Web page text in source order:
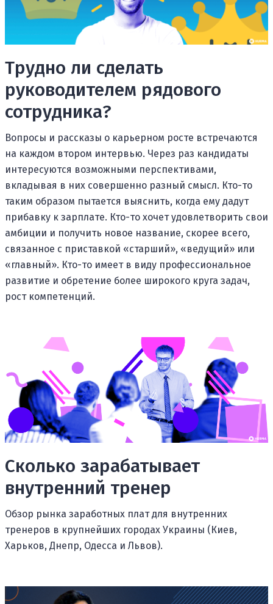
Трудно ли сделать
руководителем рядового
сотрудника?
Вопросы и рассказы о карьерном росте встречаются
на каждом втором интервью. Через раз кандидаты
интересуются возможными перспективами,
вкладывая в них совершенно разный смысл. Кто-то
таким образом пытается выяснить, когда ему дадут
прибавку к зарплате. Кто-то хочет удовлетворить свои
амбиции и получить новое название, скорее всего,
связанное с приставкой «старший», «ведущий» или
«главный». Кто-то имеет в виду профессиональное
развитие и обретение более широкого круга задач,
рост компетенций.
Сколько зарабатывает
внутренний тренер
Обзор рынка заработных плат для внутренних
тренеров в крупнейших городах Украины (Киев,
Харьков, Днепр, Одесса и Львов).